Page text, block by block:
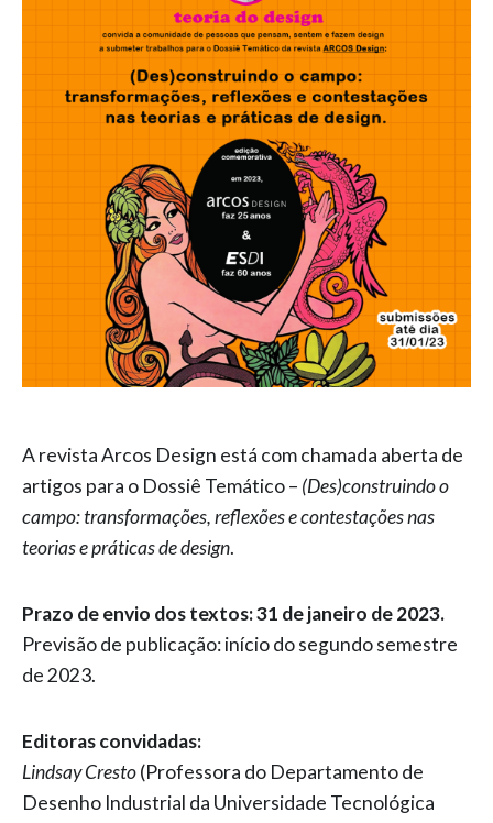
A revista Arcos Design está com chamada aberta de
artigos para o Dossiê Temático – (Des)construindo o
campo: transformações, reflexões e contestações nas
teorias e práticas de design.
Prazo de envio dos textos: 31 de janeiro de 2023.
Previsão de publicação: início do segundo semestre
de 2023.
Editoras convidadas:
Lindsay Cresto(Professora do Departamento de
Desenho Industrial da Universidade Tecnológica